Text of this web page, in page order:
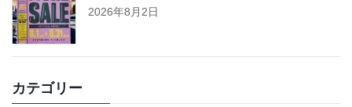
2026年8月2日
カテゴリー